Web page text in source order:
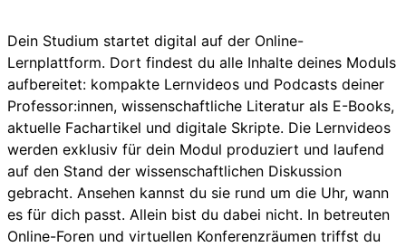
Dein Studium startet digital auf der Online-
Lernplattform. Dort findest du alle Inhalte deines Moduls
aufbereitet: kompakte Lernvideos und Podcasts deiner
Professor:innen, wissenschaftliche Literatur als E-Books,
aktuelle Fachartikel und digitale Skripte. Die Lernvideos
werden exklusiv für dein Modul produziert und laufend
auf den Stand der wissenschaftlichen Diskussion
gebracht. Ansehen kannst du sie rund um die Uhr, wann
es für dich passt. Allein bist du dabei nicht. In betreuten
Online-Foren und virtuellen Konferenzräumen triffst du